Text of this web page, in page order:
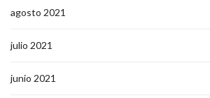
agosto 2021
julio 2021
junio 2021